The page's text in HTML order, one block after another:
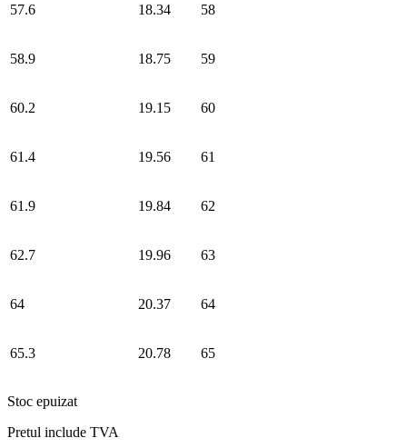
57.6 18.34 58
58.9 18.75 59
60.2 19.15 60
61.4 19.56 61
61.9 19.84 62
62.7 19.96 63
64 20.37 64
65.3 20.78 65
Stoc epuizat
Pretul include TVA